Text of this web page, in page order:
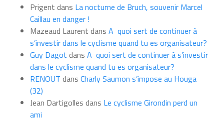
moisPrigent dans La nocturne de Bruch, souvenir Marcel
Caillau en danger !
Mazeaud Laurent dans A quoi sert de continuer à
s’investir dans le cyclisme quand tu es organisateur?
Guy Dagot dans A quoi sert de continuer à s’investir
dans le cyclisme quand tu es organisateur?
RENOUT dans Charly Saumon s’impose au Houga
(32)
Jean Dartigolles dans Le cyclisme Girondin perd un
ami